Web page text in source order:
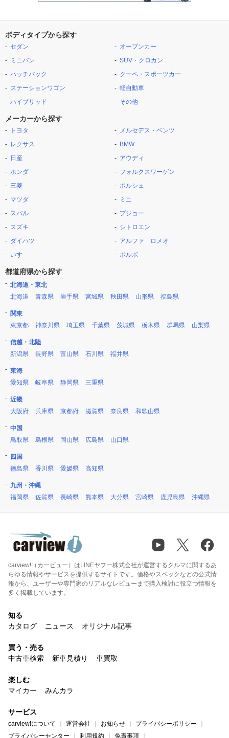
ボディタイプから探す
セダン
ミニバン
ハッチバック
ステーションワゴン
ハイブリッド
オープンカー
SUV・クロカン
クーペ・スポーツカー
軽自動車
その他
メーカーから探す
トヨタ
レクサス
日産
ホンダ
三菱
マツダ
スバル
スズキ
ダイハツ
いすゞ
メルセデス・ベンツ
BMW
アウディ
フォルクスワーゲン
ポルシェ
ミニ
プジョー
シトロエン
アルファ ロメオ
ボルボ
都道府県から探す
北海道・東北
北海道
青森県 岩手県 宮城県 秋田県 山形県 福島県
関東
東京都
神奈川県 埼玉県 千葉県 茨城県 栃木県 群馬県 山梨県
信越・北陸
新潟県
長野県 富山県 石川県 福井県
東海
愛知県
岐阜県 静岡県 三重県
近畿
大阪府
兵庫県 京都府 滋賀県 奈良県 和歌山県
中国
鳥取県
島根県 岡山県 広島県 山口県
四国
徳島県
香川県 愛媛県 高知県
九州・沖縄
福岡県
佐賀県 長崎県 熊本県 大分県 宮崎県 鹿児島県 沖縄県
carview!（カービュー）はLINEヤフー株式会社が運営するクルマに関するあ
らゆる情報やサービスを提供するサイトです。価格やスペックなどの公式情
報から、ユーザーや専門家のリアルなレビューまで購入検討に役立つ情報を
多く掲載しています。
知る
カタログ
ニュース オリジナル記事
買う・売る
中古車検索
新車見積り 車買取
楽しむ
マイカー
みんカラ
サービス
carview!について 運営会社 お知らせ
プライバシーポリシー
プライバシーセンター
利用規約 免責事項